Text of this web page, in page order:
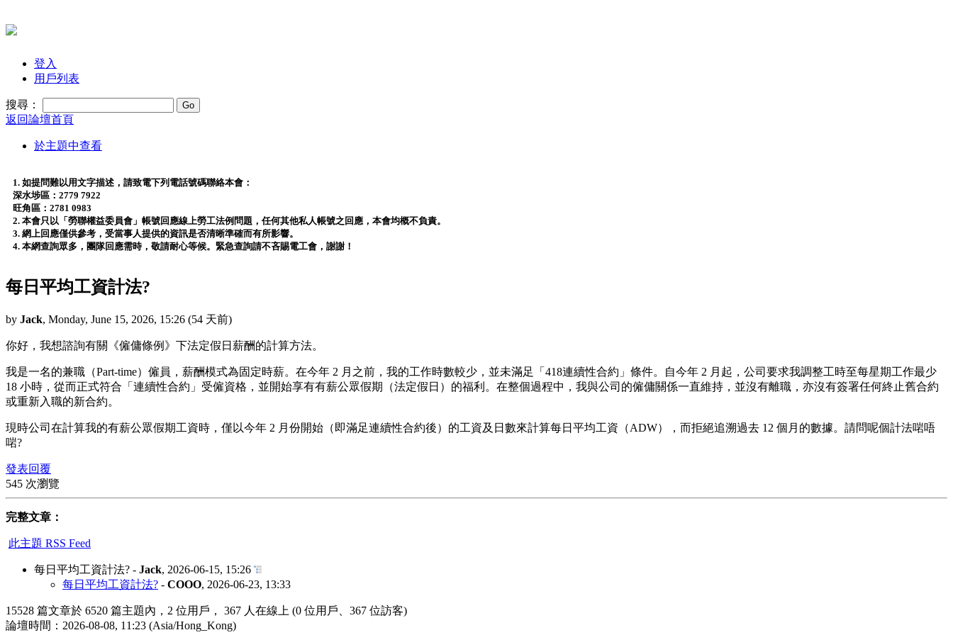
登入
用戶列表
搜尋：
返回論壇首頁
於主題中查看
1. 如提問難以用文字描述，請致電下列電話號碼聯絡本會：
深水埗區：2779 7922
旺角區：2781 0983
2. 本會只以「勞聯權益委員會」帳號回應線上勞工法例問題，任何其他私人帳號之回應，本會均概不負責。
3. 網上回應僅供參考，受當事人提供的資訊是否清晰準確而有所影響。
4. 本網查詢眾多，團隊回應需時，敬請耐心等候。緊急查詢請不吝賜電工會，謝謝！
每日平均工資計法?
by Jack, Monday, June 15, 2026, 15:26 (54 天前)
你好，我想諮詢有關《僱傭條例》下法定假日薪酬的計算方法。
我是一名的兼職（Part-time）僱員，薪酬模式為固定時薪。在今年 2 月之前，我的工作時數較少，並未滿足「418連續性合約」條件。自今年 2 月起，公司要求我調整工時至每星期工作最少
18 小時，從而正式符合「連續性合約」受僱資格，並開始享有有薪公眾假期（法定假日）的福利。在整個過程中，我與公司的僱傭關係一直維持，並沒有離職，亦沒有簽署任何終止舊合約
或重新入職的新合約。
現時公司在計算我的有薪公眾假期工資時，僅以今年 2 月份開始（即滿足連續性合約後）的工資及日數來計算每日平均工資（ADW），而拒絕追溯過去 12 個月的數據。請問呢個計法啱唔
啱?
發表回覆
545 次瀏覽
完整文章：
此主題 RSS Feed
每日平均工資計法? - Jack, 2026-06-15, 15:26
每日平均工資計法? - COOO, 2026-06-23, 13:33
15528 篇文章於 6520 篇主題內，2 位用戶， 367 人在線上 (0 位用戶、367 位訪客)
論壇時間：2026-08-08, 11:23 (Asia/Hong_Kong)